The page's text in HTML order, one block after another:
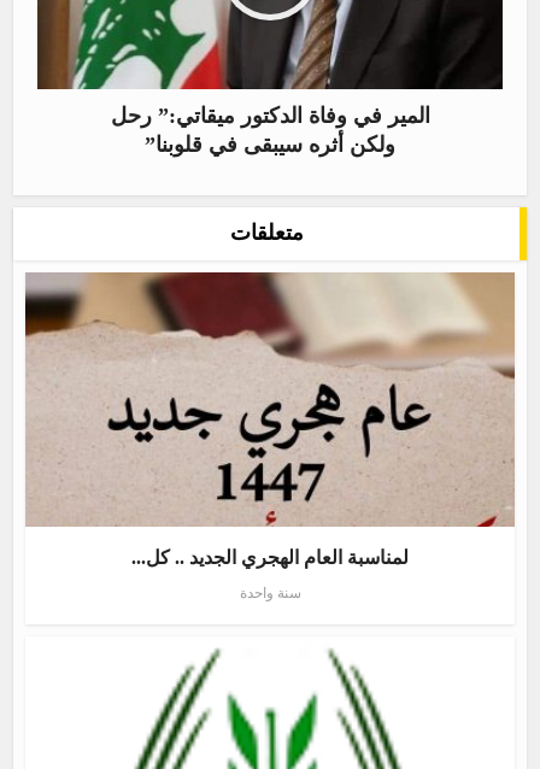
المير في وفاة الدكتور ميقاتي:” رحل
ولكن أثره سيبقى في قلوبنا”
متعلقات
لمناسبة العام الهجري الجديد .. كل...
سنة واحدة